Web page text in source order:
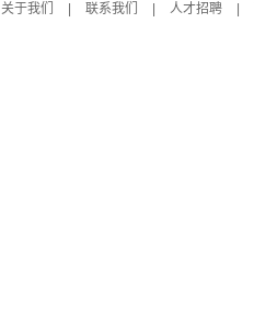
关于我们
联系我们 人才招聘